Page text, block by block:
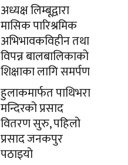
अध्यक्ष लिम्बूद्वारा
मासिक पारिश्रमिक
अभिभावकविहीन तथा
विपन्न बालबालिकाको
शिक्षाका लागि समर्पण
हुलाकमार्फत पाथिभरा
मन्दिरको प्रसाद
वितरण सुरु, पहिलो
प्रसाद जनकपुर
पठाइयो